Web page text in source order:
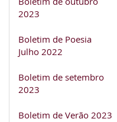
2023
Boletim de Poesia
Julho 2022
Boletim de setembro
2023
Boletim de Verão 2023